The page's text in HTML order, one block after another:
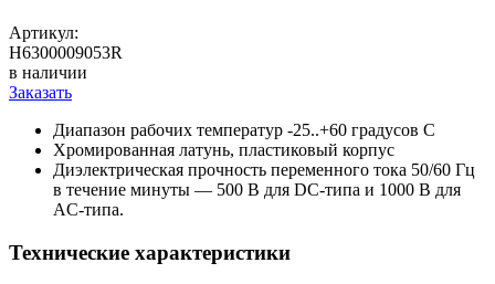
Артикул:
H6300009053R
в наличии
Заказать
Диапазон рабочих температур -25..+60 градусов С
Хромированная латунь, пластиковый корпус
Диэлектрическая прочность переменного тока 50/60 Гц
в течение минуты — 500 В для DC-типа и 1000 В для
AC-типа.
Технические характеристики